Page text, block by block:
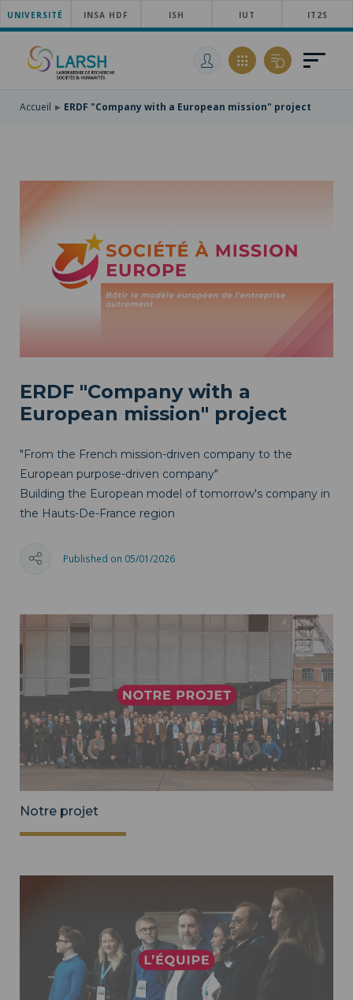
SKIP
TO
MAIN
NAVIGATION
SKIP
TO
MAIN
SKIP
TO
UNIVERSITÉ INSA HDF ISH IUT IT2S
Accueil ERDF "Company with a European mission" project
ERDF "Company with a
European mission" project
"From the French mission-driven company to the
European purpose-driven company"
Building the European model of tomorrow's company in
the Hauts-De-France region
Published on 05/01/2026
Notre projet